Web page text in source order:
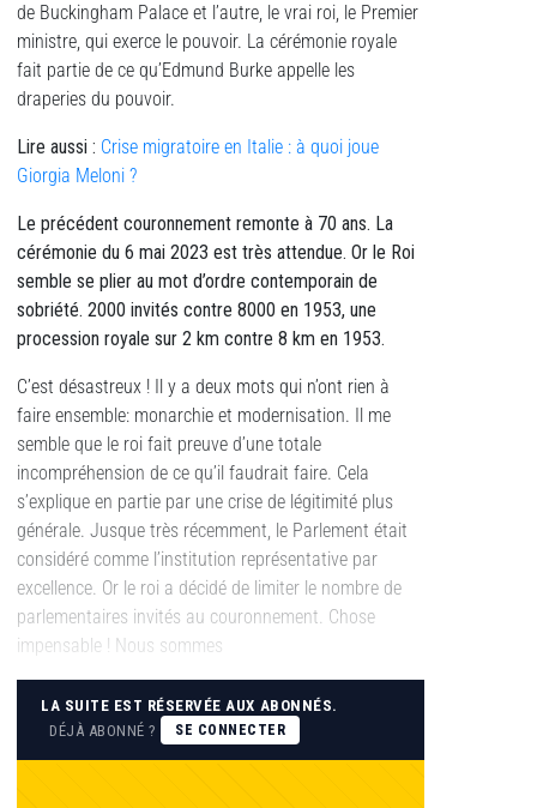
de Buckingham Palace et l’autre, le vrai roi, le Premier
ministre, qui exerce le pouvoir. La cérémonie royale
fait partie de ce qu’Edmund Burke appelle les
draperies du pouvoir.
Lire aussi : Crise migratoire en Italie : à quoi joue
Giorgia Meloni ?
Le précédent couronnement remonte à 70 ans. La
cérémonie du 6 mai 2023 est très attendue. Or le Roi
semble se plier au mot d’ordre contemporain de
sobriété. 2000 invités contre 8000 en 1953, une
procession royale sur 2 km contre 8 km en 1953.
C’est désastreux ! Il y a deux mots qui n’ont rien à
faire ensemble: monarchie et modernisation. Il me
semble que le roi fait preuve d’une totale
incompréhension de ce qu’il faudrait faire. Cela
s’explique en partie par une crise de légitimité plus
générale. Jusque très récemment, le Parlement était
considéré comme l’institution représentative par
excellence. Or le roi a décidé de limiter le nombre de
parlementaires invités au couronnement. Chose
impensable ! Nous sommes
LA SUITE EST RÉSERVÉE AUX ABONNÉS.
DÉJÀ ABONNÉ ?
SE CONNECTER